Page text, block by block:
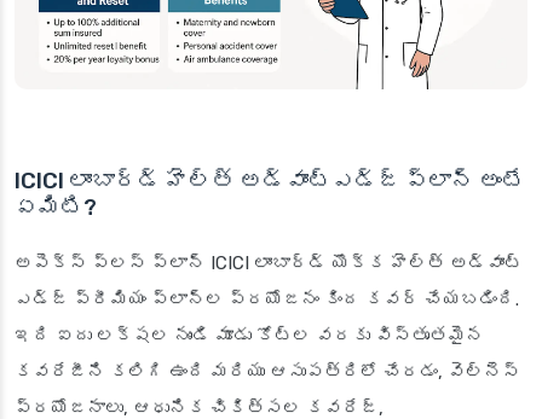
ICICI లాంబార్డ్ హెల్త్ అడ్వాంట్ఎడ్జ్ ప్లాన్ అంటే
ఏమిటి?
అపెక్స్ ప్లస్ ప్లాన్ ICICI లాంబార్డ్ యొక్క హెల్త్ అడ్వాంట్
ఎడ్జ్ ప్రీమియం ప్లాన్‌ల ప్రయోజనం కింద కవర్ చేయబడింది.
ఇది ఐదు లక్షల నుండి మూడు కోట్ల వరకు విస్తృతమైన
కవరేజీని కలిగి ఉంది మరియు ఆసుపత్రిలో చేరడం, వెల్నెస్
ప్రయోజనాలు, ఆధునిక చికిత్సల కవరేజ్,